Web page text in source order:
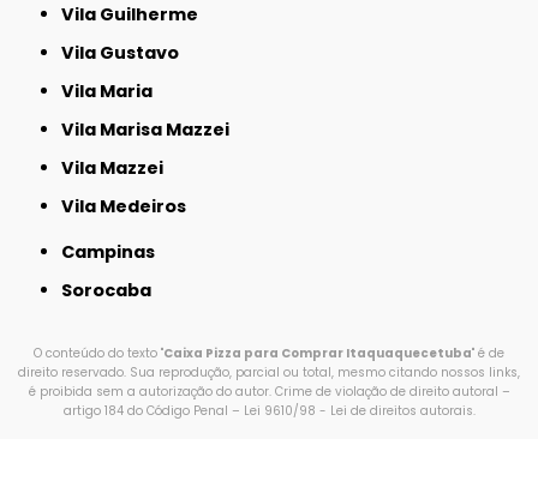
Vila Guilherme
Vila Gustavo
Vila Maria
Vila Marisa Mazzei
Vila Mazzei
Vila Medeiros
Campinas
Sorocaba
O conteúdo do texto "Caixa Pizza para Comprar Itaquaquecetuba" é de
direito reservado. Sua reprodução, parcial ou total, mesmo citando nossos links,
é proibida sem a autorização do autor. Crime de violação de direito autoral –
artigo 184 do Código Penal – Lei 9610/98 - Lei de direitos autorais.